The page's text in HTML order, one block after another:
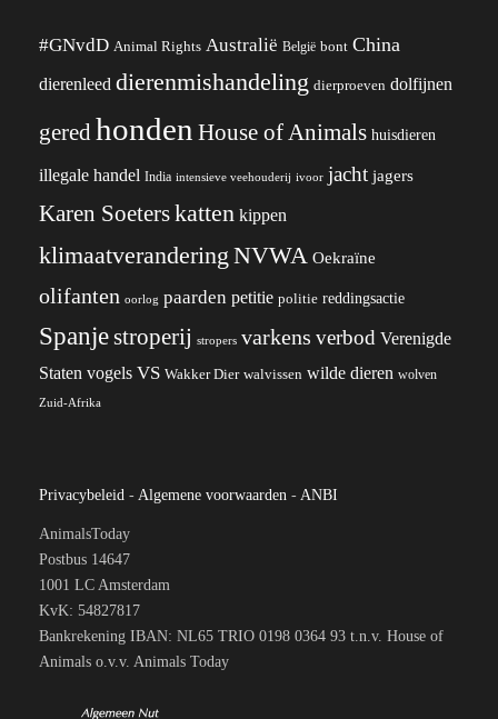
#GNvdD Animal Rights Australië België bont China
dierenleed dierenmishandeling dierproeven dolfijnen
geredhonden House of Animals huisdieren
illegale handel India intensieve veehouderij ivoor jacht jagers
Karen Soeterskatten kippen
klimaatverandering NVWA Oekraïne
olifanten oorlog paarden petitie politie reddingsactie
Spanjestroperij stropers varkens verbod Verenigde
Staten vogels VS Wakker Dier walvissen wilde dieren wolven
Zuid-Afrika
Privacybeleid - Algemene voorwaarden - ANBI
AnimalsToday
Postbus 14647
1001 LC Amsterdam
KvK: 54827817
Bankrekening IBAN: NL65 TRIO 0198 0364 93 t.n.v. House of
Animals o.v.v. Animals Today